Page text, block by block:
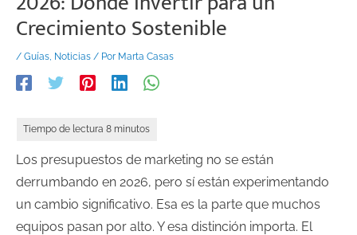
Crecimiento Sostenible
/ Guías Noticias / Por Marta Casas
Los presupuestos de marketing no se están
derrumbando en 2026, pero sí están experimentando
un cambio significativo. Esa es la parte que muchos
equipos pasan por alto. Y esa distinción importa. El